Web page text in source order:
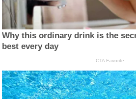
Why this ordinary drink is the
best every day
CTA Favorite